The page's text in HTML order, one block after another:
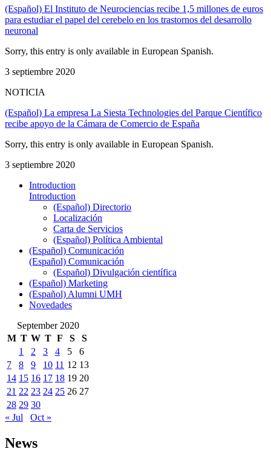
(Español) El Instituto de Neurociencias recibe 1,5 millones de euros
para estudiar el papel del cerebelo en los trastornos del desarrollo
neuronal
Sorry, this entry is only available in European Spanish.
3 septiembre 2020
NOTICIA
(Español) La empresa La Siesta Technologies del Parque Científico
recibe apoyo de la Cámara de Comercio de España
Sorry, this entry is only available in European Spanish.
3 septiembre 2020
Introduction
Introduction
(Español) Directorio
Localización
Carta de Servicios
(Español) Política Ambiental
(Español) Comunicación
(Español) Comunicación
(Español) Divulgación científica
(Español) Marketing
(Español) Alumni UMH
Novedades
September 2020
M T W T F S
S
1
2 3 4 5
6
7
8 9 10 11 12 13
14 15 16 17 18 19 20
21 22 23 24 25 26 27
28 29 30
« Jul
Oct »
News